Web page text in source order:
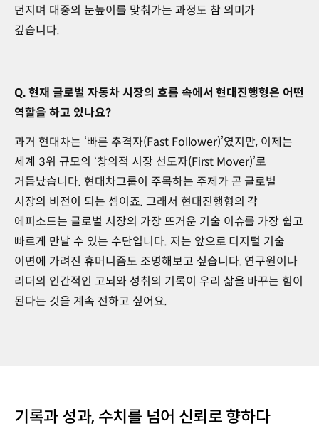
던지며 대중의 눈높이를 맞춰가는 과정도 참 의미가
깊습니다.
Q. 현재 글로벌 자동차 시장의 흐름 속에서 현대진행형은 어떤
역할을 하고 있나요?
과거 현대차는 ‘빠른 추격자(Fast Follower)’였지만, 이제는
세계 3위 규모의 ‘창의적 시장 선도자(First Mover)’로
거듭났습니다. 현대차그룹이 주목하는 주제가 곧 글로벌
시장의 비전이 되는 셈이죠. 그래서 현대진행형의 각
에피소드는 글로벌 시장의 가장 뜨거운 기술 이슈를 가장 쉽고
빠르게 만날 수 있는 수단입니다. 저는 앞으로 디지털 기술
이면에 가려진 휴머니즘도 조명해보고 싶습니다. 연구원이나
리더의 인간적인 고뇌와 성취의 기록이 우리 삶을 바꾸는 힘이
된다는 것을 계속 전하고 싶어요.
기록과 성과, 수치를 넘어 신뢰로 향하다